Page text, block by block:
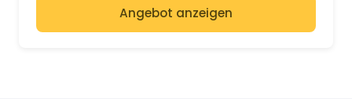
Angebot anzeigen